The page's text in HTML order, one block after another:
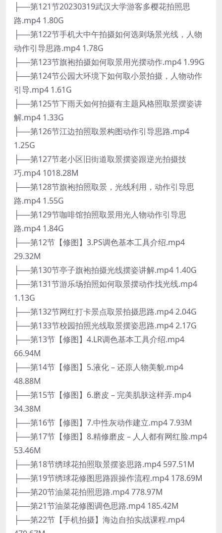
├──第121节20230319武汉大学游客多樱花拍照思
路.mp4 1.80G
├──第122节手机大中午拍摄如何选则场景光线，人物
动作引导思路.mp4 1.78G
├──第123节旗袍拍摄如何取景用光摆动作.mp4 1.99G
├──第124节公园大环境下如何取小景拍摄，人物动作
引导.mp4 1.61G
├──第125节下雨天如何拍摄有主题风格照取景摆姿讲
解.mp4 1.33G
├──第126节江边拍照取景构图动作引导思路.mp4
1.25G
├──第127节老小区旧街道取景摆姿跟逆光拍摄技
巧.mp4 1018.28M
├──第128节旗袍拍照取景，光线利用，动作引导思
路.mp4 1.55G
├──第129节咖啡馆拍照取景用光人物动作引导思
路.mp4 1.84G
├──第12节【修图】3.PS调色基本工具介绍.mp4
29.32M
├──第130节亭子旗袍拍摄光线摆姿讲解.mp4 1.40G
├──第131节游乐场拍照如何取景摆动作找光线.mp4
1.13G
├──第132节网红打卡景点取景拍摄思路.mp4 2.04G
├──第133节校园拍照光线取景摆姿思路.mp4 2.17G
├──第13节【修图】4.LR调色基本工具介绍.mp4
66.94M
├──第14节【修图】5.液化 – 还原人物美貌.mp4
48.88M
├──第15节【修图】6.磨皮 – 完美肌肤这样弄.mp4
34.38M
├──第16节【修图】7.中性灰动作建立.mp4 7.93M
├──第17节【修图】8.精修磨皮 – 人人都有网红脸.mp4
53.46M
├──第18节绣球花拍照取景摆姿思路.mp4 597.51M
├──第19节绣球花修图思路跟操作流程.mp4 178.69M
├──第20节油菜花拍照思路.mp4 778.97M
├──第21节油菜花修图调色思路.mp4 185.42M
├──第22节【手机拍摄】海边自拍实战课程.mp4